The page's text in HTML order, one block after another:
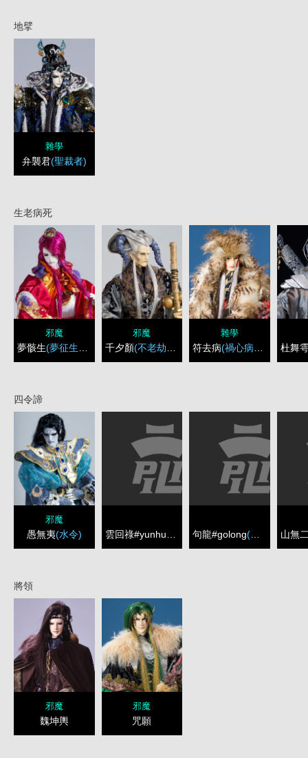
地擘
雜學
弁襲君(聖裁者)
生老病死
邪魔
夢骸生(夢征生印)
邪魔
千夕顏(不老劫印)
雜學
符去病(禍心病印) 杜舞
四令諦
邪魔
愚無夷(水令) 雲回祿#yunhuailu (火令)
句龍#golong(木令)
將領
邪魔
魏坤輿
邪魔
咒願